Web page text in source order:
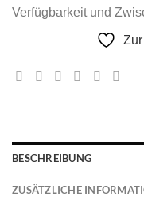
Verfügbarkeit und
BESCHREIBUNG
ZUSÄTZLICHE